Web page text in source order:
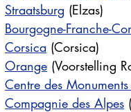
Straatsburg (Elzas)
Bourgogne-Franche-
Corsica (Corsica)
Orange (Voorstelling
Centre des
Compagnie des Alpes